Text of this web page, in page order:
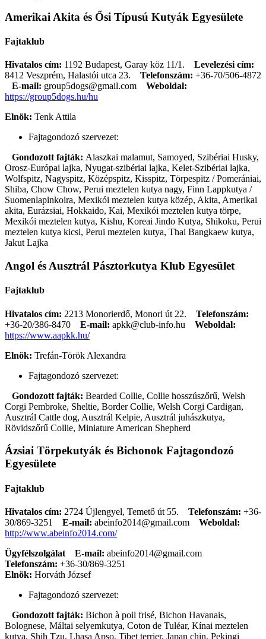
Amerikai Akita és Ősi Típusú Kutyák Egyesülete
Fajtaklub
Hivatalos cím: 1192 Budapest, Garay köz 11/1. Levelezési cím:
8412 Veszprém, Halastói utca 23.
Telefonszám: +36-70/506-4872
E-mail: group5dogs@gmail.com
Weboldal:
https://group5dogs.hu/hu
Elnök: Tenk Attila
Fajtagondozó szervezet:
Gondozott fajták: Alaszkai malamut, Samoyed, Szibériai Husky,
Orosz-Európai lajka, Nyugat-szibériai lajka, Kelet-Szibériai lajka,
Wolfspitz, Nagyspitz, Középspitz, Kisspitz, Törpespitz / Pomerániai,
Shiba, Chow Chow, Perui meztelen kutya nagy, Finn Lappkutya /
Suomenlapinkoira, Mexikói meztelen kutya közép, Akita, Amerikai
akita, Eurázsiai, Hokkaido, Kai, Mexikói meztelen kutya törpe,
Mexikói meztelen kutya, Kishu, Koreai Jindo Kutya, Shikoku, Perui
meztelen kutya kicsi, Perui meztelen kutya, Thai Bangkaew kutya,
Jakut Lajka
Angol és Ausztrál Pásztorkutya Klub Egyesület
Fajtaklub
Hivatalos cím: 2213 Monorierdő, Monori út 22. Telefonszám:
+36-20/386-8470
E-mail: apkk@club-info.hu
Weboldal:
https://www.aapkk.hu/
Elnök: Trefán-Török Alexandra
Fajtagondozó szervezet:
Gondozott fajták: Bearded Collie, Collie hosszúszőrű, Welsh
Corgi Pembroke, Sheltie, Border Collie, Welsh Corgi Cardigan,
Ausztrál Cattle dog, Ausztrál Kelpie, Ausztrál juhászkutya,
Rövidszőrű Collie, Miniature American Shepherd
Ázsiai Törpekutyák és Bichonok Fajtagondozó
Egyesülete
Fajtaklub
Hivatalos cím: 2724 Újlengyel, Temető út 55. Telefonszám: +36-
30/869-3251
E-mail: abeinfo2014@gmail.com
Weboldal:
http://www.abeinfo2014.com/
Ügyfélszolgálat
E-mail: abeinfo2014@gmail.com
Telefonszám: +36-30/869-3251
Elnök: Horváth József
Fajtagondozó szervezet:
Gondozott fajták: Bichon à poil frisé, Bichon Havanais,
Bolognese, Máltai selyemkutya, Coton de Tuléar, Kínai meztelen
kutya, Shih Tzu, Lhasa Apso, Tibet terrier, Japan chin, Pekingi